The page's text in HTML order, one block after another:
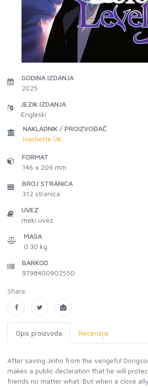
GODINA IZDANJA
2025
JEZIK IZDANJA
Engleski
NAKLADNIK / PROIZVOĐAČ
Hachette UK
FORMAT
146 x 209 mm
BROJ STRANICA
312 stranica
UVEZ
meki uvez
MASA
0.30 kg
BARKOD
9798400902550
Share:
Opis proizvoda Recenzije
After saving Jinho from the vengeful
makes a public declaration that he will
friends no matter what. But when a close